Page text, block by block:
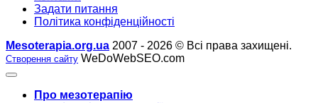
Задати питання
Політика конфіденційності
Mesoterapia.org.ua 2007 - 2026 © Всі права захищені.
Створення сайту WeDoWebSEO.com
Про мезотерапію